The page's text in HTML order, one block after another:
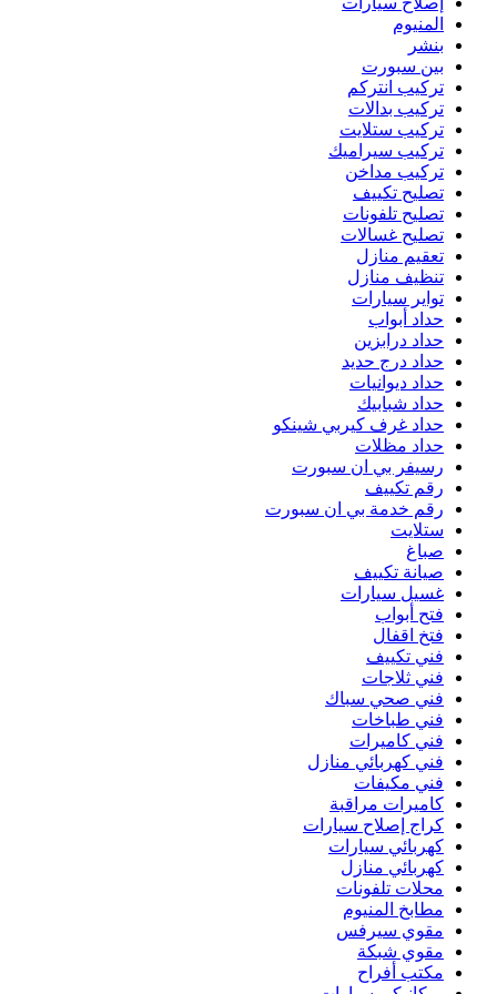
المنيوم
بنشر
بين سبورت
تركيب انتركم
تركيب بدالات
تركيب ستلايت
تركيب سيراميك
تركيب مداخن
تصليح تكييف
تصليح تلفونات
تصليح غسالات
تعقيم منازل
تنظيف منازل
تواير سيارات
حداد أبواب
حداد درابزين
حداد درج حديد
حداد ديوانيات
حداد شبابيك
حداد غرف كيربي شينكو
حداد مظلات
رسيفر بي ان سبورت
رقم تكييف
رقم خدمة بي ان سبورت
ستلايت
صباغ
صيانة تكييف
غسيل سيارات
فتح أبواب
فتخ اقفال
فني تكييف
فني ثلاجات
فني صحي سباك
فني طباخات
فني كاميرات
فني كهربائي منازل
فني مكيفات
كاميرات مراقبة
كراج إصلاح سيارات
كهربائي سيارات
كهربائي منازل
محلات تلفونات
مطابخ المنيوم
مقوي سيرفس
مقوي شبكة
مكتب أفراح